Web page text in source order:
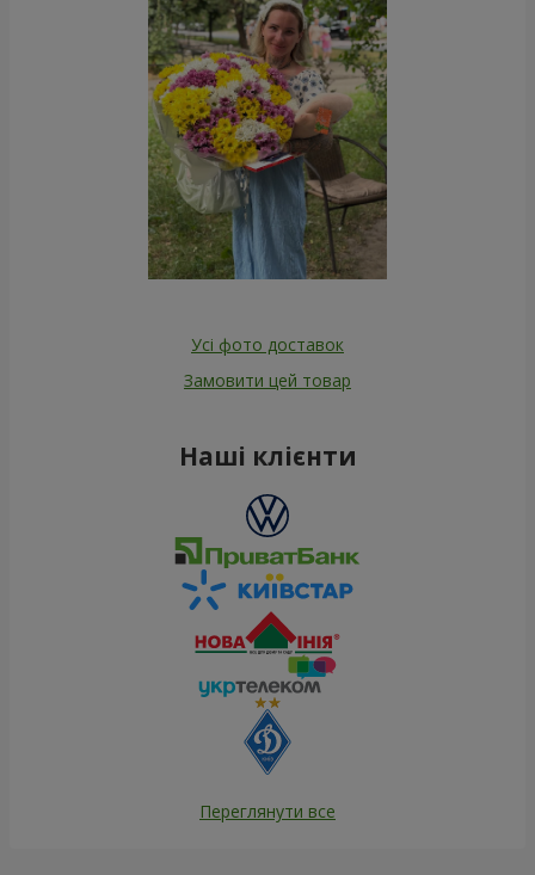
Усі фото доставок
Замовити цей товар
Наші клієнти
Переглянути все